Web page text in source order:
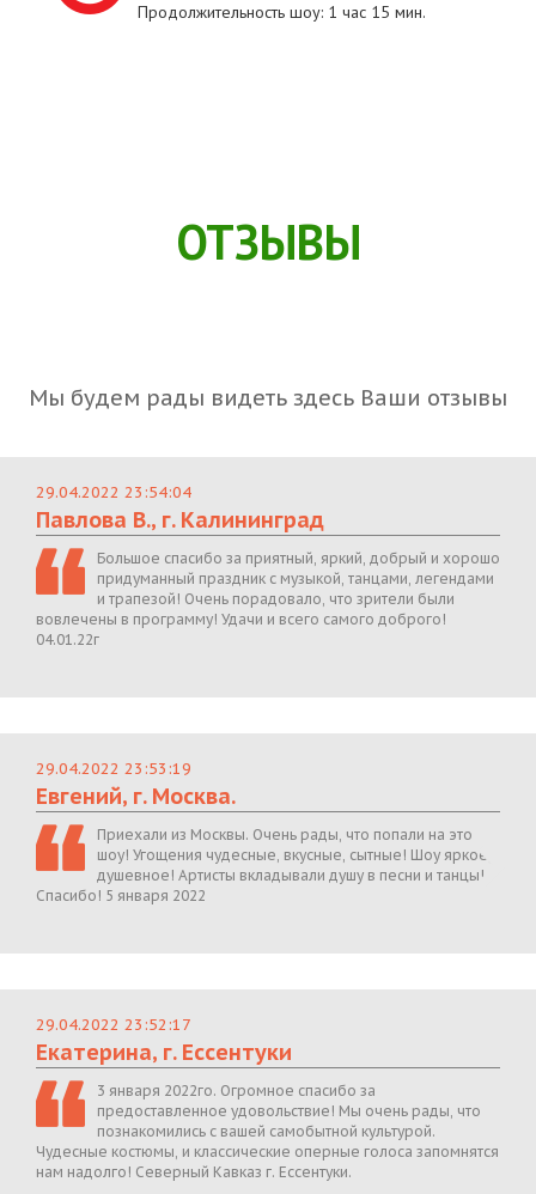
Продолжительность шоу: 1 час 15 мин.
ОТЗЫВЫ
Мы будем рады видеть здесь Ваши отзывы
29.04.2022 23:54:04
Павлова В., г. Калининград
Большое спасибо за приятный, яркий, добрый и хорошо
придуманный праздник с музыкой, танцами, легендами
и трапезой! Очень порадовало, что зрители были
вовлечены в программу! Удачи и всего самого доброго!
04.01.22г
29.04.2022 23:53:19
Евгений, г. Москва.
Приехали из Москвы. Очень рады, что попали на это
шоу! Угощения чудесные, вкусные, сытные! Шоу яркое,
душевное! Артисты вкладывали душу в песни и танцы!
Спасибо! 5 января 2022
29.04.2022 23:52:17
Екатерина, г. Ессентуки
3 января 2022го. Огромное спасибо за
предоставленное удовольствие! Мы очень рады, что
познакомились с вашей самобытной культурой.
Чудесные костюмы, и классические оперные голоса запомнятся
нам надолго! Северный Кавказ г. Ессентуки.